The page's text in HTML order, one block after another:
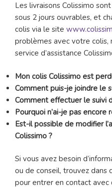
Les livraisons Colissimo
sous 2 jours ouvrables, et
colis via le site
problèmes avec votre colis,
service d’assistance
Mon colis Colissimo est
Comment puis-je joindre le
Comment effectuer le suivi
Pourquoi n’ai-je pas encore
Est-il possible de modifier
Colissimo ?
Si vous avez besoin
ou de conseil, trouvez
pour entrer en contact avec